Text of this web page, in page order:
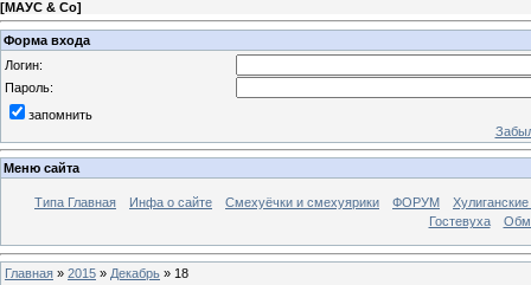
[МАУС & Со]
Форма входа
Логин:
Пароль:
запомнить
Меню сайта
Типа Главная Инфа о сайте Смехуёчки и смехуярики ФОРУМ
Гостевуха
Главная » 2015 » Декабрь » 18